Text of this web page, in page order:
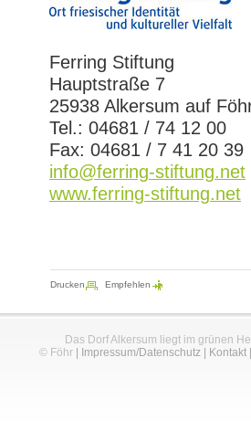
Ferring Stiftung
Hauptstraße 7
25938 Alkersum auf
Tel.: 04681 / 74 12 00
Fax: 04681 / 7 41 20 39
info@ferring-stiftung.net
www.ferring-stiftung.net
Drucken Empfehlen
Das Dorf Alkersum liegt im grünen
© Föhr| Impressum/Datenschutz| Kontakt